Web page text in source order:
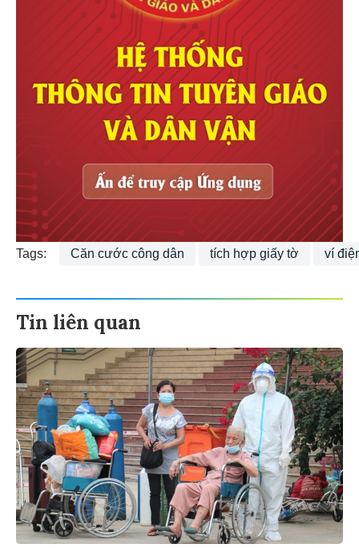
Tags: Căn cước công dân tích hợp giấy tờ ví
Tin liên quan